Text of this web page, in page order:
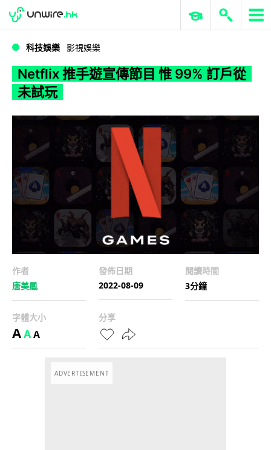
WWDC 2026 ERP 與商業 AI
科技娛樂 影視娛樂
Netflix 推手遊宣傳節目 惟 99% 訂戶從
未試玩
作者
唐美鳳
發佈日期
2022-08-09
閱讀時間
3分鐘
字體大小
AAA
分享
ADVERTISEMENT